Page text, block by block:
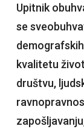
Upitnik
se
kvalitetu
društvu,